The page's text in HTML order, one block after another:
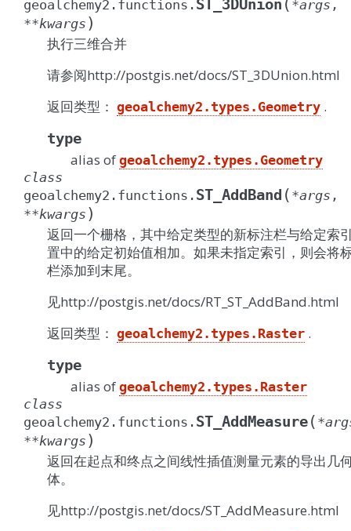
geoalchemy2.functions. ST_3DUnion ( *args ,
**kwargs )
执行三维合并
请参阅http://postgis.net/docs/ST_3DUnion.html
返回类型： geoalchemy2.types.Geometry .
type
alias of geoalchemy2.types.Geometry
class
geoalchemy2.functions. ST_AddBand ( *args ,
**kwargs )
返回一个栅格，其中给定类型的新标注栏与给定索
置中的给定初始值相加。如果未指定索引，则会将
栏添加到末尾。
见http://postgis.net/docs/RT_ST_AddBand.html
返回类型： geoalchemy2.types.Raster .
type
alias of geoalchemy2.types.Raster
class
geoalchemy2.functions. ST_AddMeasure( *
**kwargs )
返回在起点和终点之间线性插值测量元素的导出几
体。
见http://postgis.net/docs/ST_AddMeasure.html